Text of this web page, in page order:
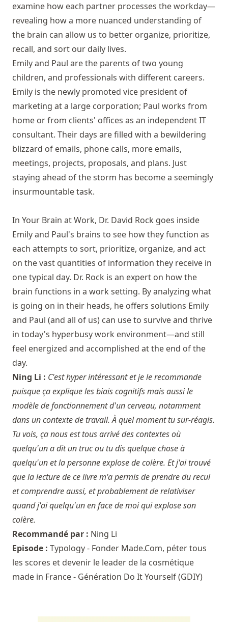
examine how each partner processes the workday—
revealing how a more nuanced understanding of
the brain can allow us to better organize, prioritize,
recall, and sort our daily lives.
Emily and Paul are the parents of two young
children, and professionals with different careers.
Emily is the newly promoted vice president of
marketing at a large corporation; Paul works from
home or from clients' offices as an independent IT
consultant. Their days are filled with a bewildering
blizzard of emails, phone calls, more emails,
meetings, projects, proposals, and plans. Just
staying ahead of the storm has become a seemingly
insurmountable task.
In Your Brain at Work, Dr. David Rock goes inside
Emily and Paul's brains to see how they function as
each attempts to sort, prioritize, organize, and act
on the vast quantities of information they receive in
one typical day. Dr. Rock is an expert on how the
brain functions in a work setting. By analyzing what
is going on in their heads, he offers solutions Emily
and Paul (and all of us) can use to survive and thrive
in today's hyperbusy work environment—and still
feel energized and accomplished at the end of the
day.
Ning Li : C'est hyper intéressant et je le recommande
puisque ça explique les biais cognitifs mais aussi le
modèle de fonctionnement d'un cerveau, notamment
dans un contexte de travail. À quel moment tu sur-réagis.
Tu vois, ça nous est tous arrivé des contextes où
quelqu'un a dit un truc ou tu dis quelque chose à
quelqu'un et la personne explose de colère. Et j'ai trouvé
que la lecture de ce livre m'a permis de prendre du recul
et comprendre aussi, et probablement de relativiser
quand j'ai quelqu'un en face de moi qui explose son
colère.
Recommandé par : Ning Li
Episode : Typology - Fonder Made.Com, péter tous
les scores et devenir le leader de la cosmétique
made in France - Génération Do It Yourself (GDIY)